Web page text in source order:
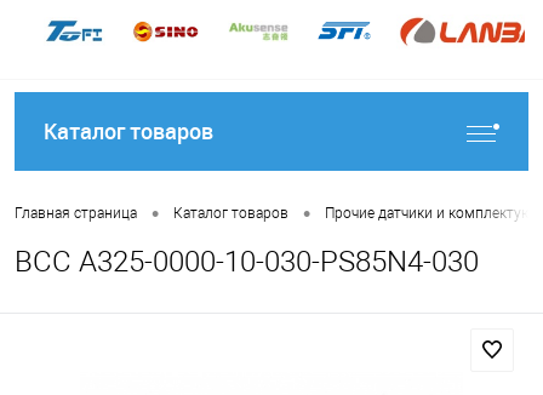
Каталог товаров
Главная страница • Каталог товаров • Прочие датчики и
BCC A325-0000-10-030-PS85N4-030